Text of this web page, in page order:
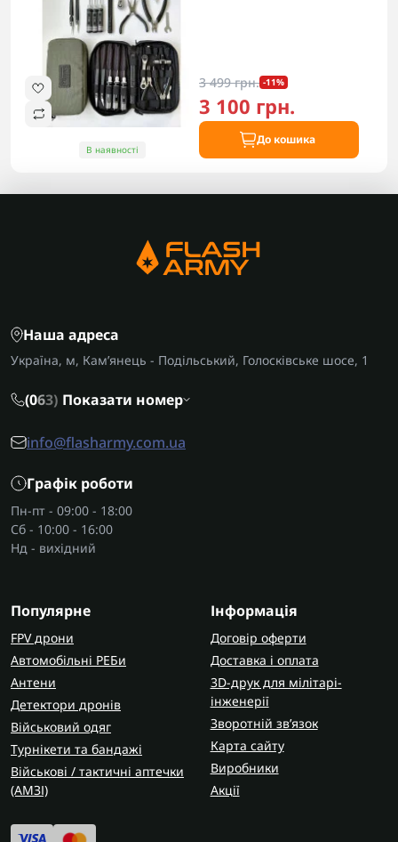
В наявності
3 499 грн. -11%
3 100 грн.
До кошика
Наша адреса
Україна, м, Кам’янець - Подільський, Голосківське шосе, 1
(063) Показати номер
info@flasharmy.com.ua
Графік роботи
Пн-пт - 09:00 - 18:00
Сб - 10:00 - 16:00
Нд - вихідний
Популярне
FPV дрони
Автомобільні РЕБи
Антени
Детектори дронів
Військовий одяг
Турнікети та бандажі
Військові / тактичні аптечки
(AMЗІ)
Інформація
Договір оферти
Доставка і оплата
3D-друк для мілітарі-
інженерії
Зворотній зв’язок
Карта сайту
Виробники
Акції